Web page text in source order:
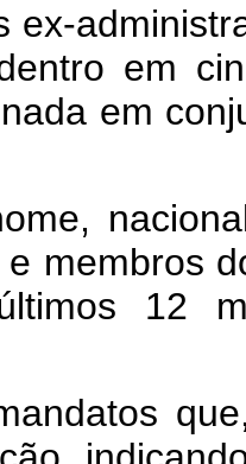
ex-
em
em
membros
12
que,